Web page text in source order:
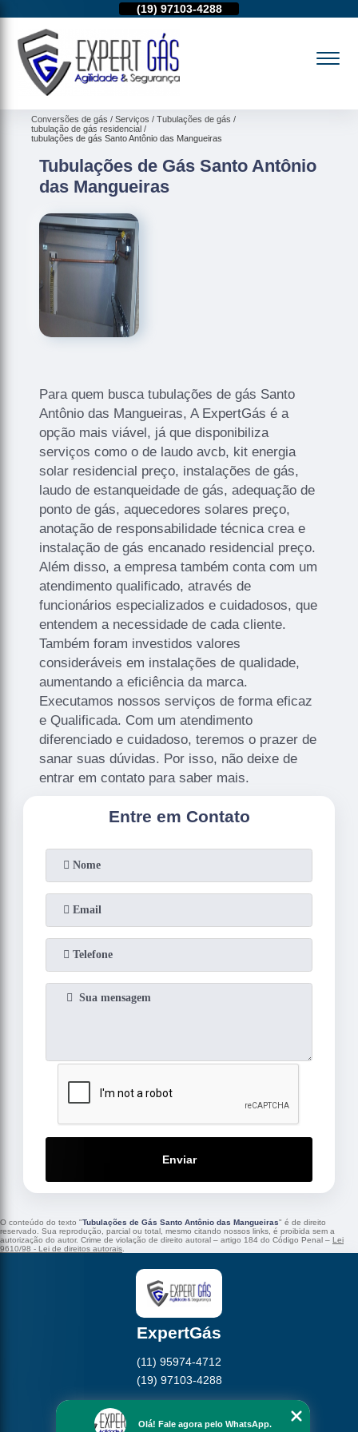
(19) 97103-4288
Conversões de gás Serviços
Tubulações de gás
tubulação de gás residencial
tubulações de gás Santo Antônio das Mangueiras
Tubulações de Gás Santo Antônio
das Mangueiras
Para quem busca tubulações de gás Santo
Antônio das Mangueiras, A ExpertGás é a
opção mais viável, já que disponibiliza
serviços como o de laudo avcb, kit energia
solar residencial preço, instalações de gás,
laudo de estanqueidade de gás, adequação de
ponto de gás, aquecedores solares preço,
anotação de responsabilidade técnica crea e
instalação de gás encanado residencial preço.
Além disso, a empresa também conta com um
atendimento qualificado, através de
funcionários especializados e cuidadosos, que
entendem a necessidade de cada cliente.
Também foram investidos valores
consideráveis em instalações de qualidade,
aumentando a eficiência da marca.
Executamos nossos serviços de forma eficaz
e Qualificada. Com um atendimento
diferenciado e cuidadoso, teremos o prazer de
sanar suas dúvidas. Por isso, não deixe de
entrar em contato para saber mais.
Entre em Contato
Enviar
O conteúdo do texto "Tubulações de Gás Santo Antônio das Mangueiras" é de direito
reservado. Sua reprodução, parcial ou total, mesmo citando nossos links, é proibida sem a
autorização do autor. Crime de violação de direito autoral – artigo 184 do Código Penal – Lei
9610/98 - Lei de direitos autorais
ExpertGás
(11) 95974-4712
(19) 97103-4288
Empresa
Olá! Fale agora pelo WhatsApp.